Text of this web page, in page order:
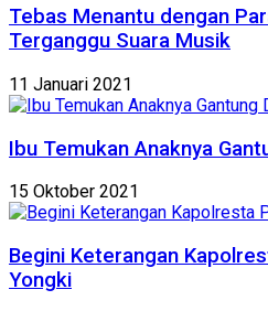
Tebas Menantu dengan
Terganggu Suara Musik
11 Januari 2021
Ibu Temukan Anaknya
15 Oktober 2021
Begini Keterangan
Yongki